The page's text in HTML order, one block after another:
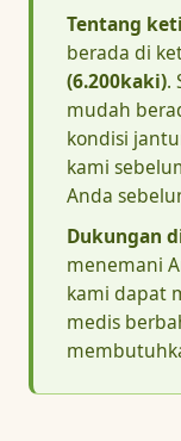
Tentang
berada di
(6.200kaki).
mudah
kondisi
kami
Anda
Dukungan
menemani
kami dapat
medis